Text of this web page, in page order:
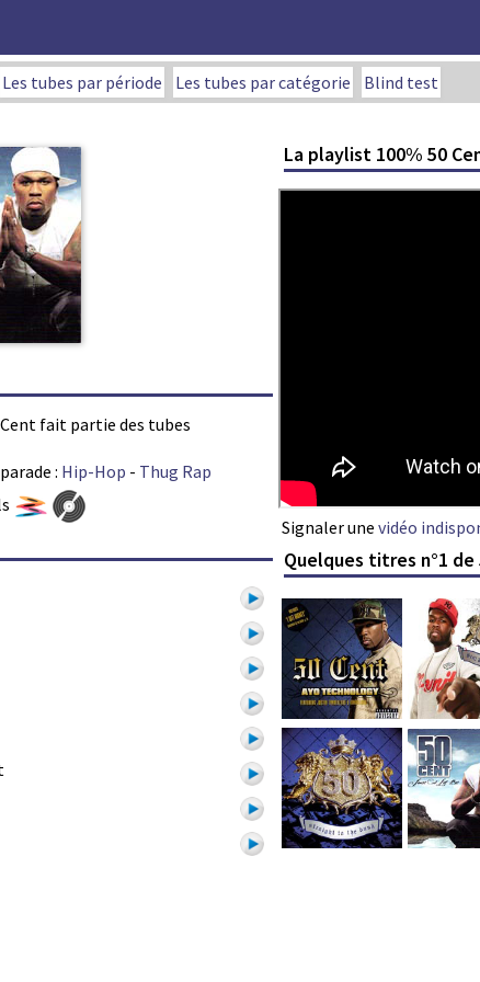
Les tubes par période Les tubes par catégorie Blind test
fait partie des tubes
: Hip-Hop - Thug Rap
La playlist 100% 50
Signaler une vidéo
Quelques titres n°1 de